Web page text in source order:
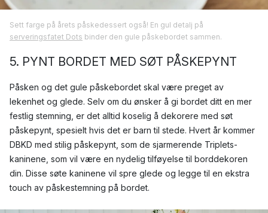
Sett farge på årets påskedessert også! En gul detalj på
serveringsfatet Dots binder den gule påskebordet sammen.
5. PYNT BORDET MED SØT PÅSKEPYNT
Påsken og det gule påskebordet skal være preget av
lekenhet og glede. Selv om du ønsker å gi bordet ditt en mer
festlig stemning, er det alltid koselig å dekorere med søt
påskepynt, spesielt hvis det er barn til stede. Hvert år kommer
DBKD med stilig påskepynt, som de sjarmerende Triplets-
kaninene, som vil være en nydelig tilføyelse til borddekoren
din. Disse søte kaninene vil spre glede og legge til en ekstra
touch av påskestemning på bordet.